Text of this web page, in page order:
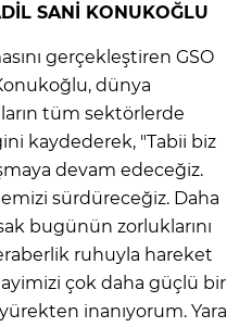
SANİ KONUKOĞLU
gerçekleştiren GSO
dünya
tüm sektörlerde
kaydederek, "Tabii biz
devam edeceğiz.
sürdüreceğiz. Daha
bugünün zorluklarını
ruhuyla hareket
çok daha güçlü bir
inanıyorum. Yara